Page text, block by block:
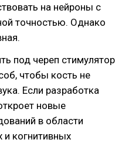
на нейроны с
точностью. Однако
под череп стимулятор
чтобы кость не
Если разработка
новые
в области
и когнитивных